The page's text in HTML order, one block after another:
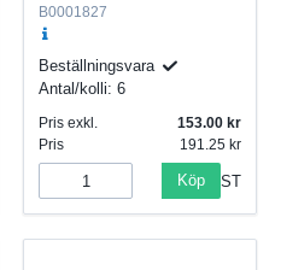
B0001827
Beställningsvara
Antal/kolli: 6
Pris exkl.
153.00
Pris
191.25
Köp ST